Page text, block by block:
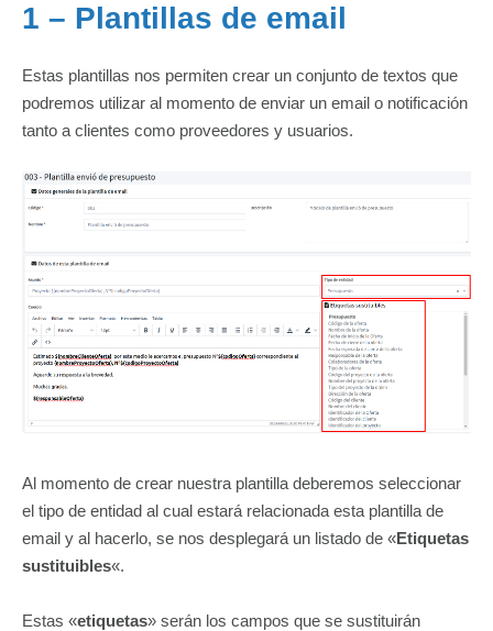
1 – Plantillas de email
Estas plantillas nos permiten crear un conjunto de textos que
podremos utilizar al momento de enviar un email o notificación
tanto a clientes como proveedores y usuarios.
Al momento de crear nuestra plantilla deberemos seleccionar
el tipo de entidad al cual estará relacionada esta plantilla de
email y al hacerlo, se nos desplegará un listado de «Etiquetas
sustituibles«.
Estas «etiquetas» serán los campos que se sustituirán